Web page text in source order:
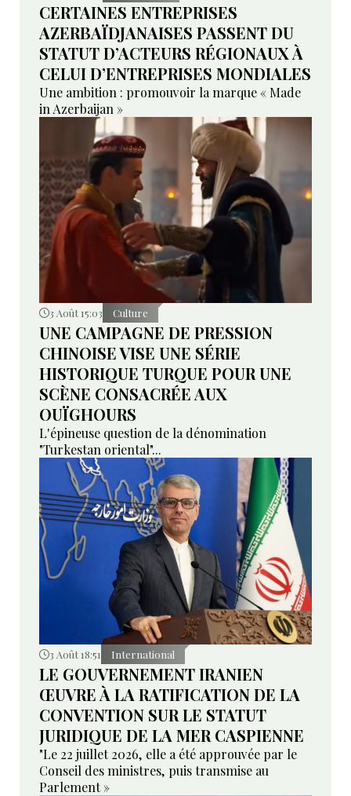
CERTAINES ENTREPRISES
AZERBAÏDJANAISES PASSENT DU
STATUT D’ACTEURS RÉGIONAUX À
CELUI D’ENTREPRISES MONDIALES
Une ambition : promouvoir la marque « Made
in Azerbaijan »
3 Août 15:03 Culture
UNE CAMPAGNE DE PRESSION
CHINOISE VISE UNE SÉRIE
HISTORIQUE TURQUE POUR UNE
SCÈNE CONSACRÉE AUX
OUÏGHOURS
L'épineuse question de la dénomination
"Turkestan oriental"...
3 Août 18:51 International
LE GOUVERNEMENT IRANIEN
ŒUVRE À LA RATIFICATION DE LA
CONVENTION SUR LE STATUT
JURIDIQUE DE LA MER CASPIENNE
"Le 22 juillet 2026, elle a été approuvée par le
Conseil des ministres, puis transmise au
Parlement »